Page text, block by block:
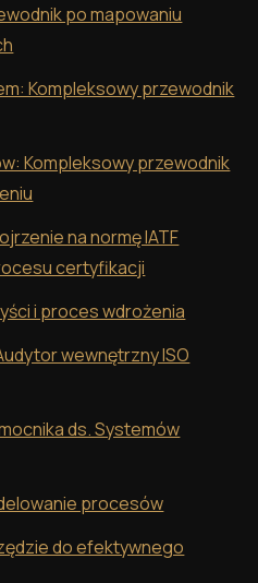
po mapowaniu
Kompleksowy przewodnik
Kompleksowy przewodnik
na normę IATF
certyfikacji
i proces wdrożenia
wewnętrzny ISO
ds. Systemów
procesów
do efektywnego